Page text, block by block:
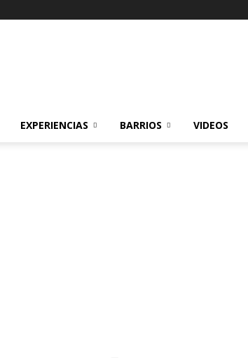
EXPERIENCIAS BARRIOS VIDEOS